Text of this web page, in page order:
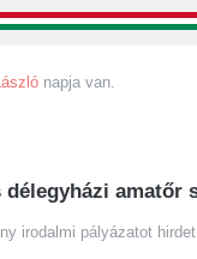
napja van.
amatőr
irodalmi pályázatot